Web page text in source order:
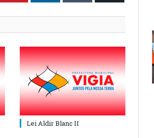
Lei Aldir Blanc II